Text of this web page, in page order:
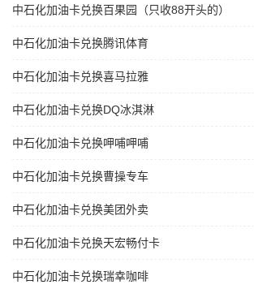
中石化加油卡兑换百果园（只收88开头的）
中石化加油卡兑换腾讯体育
中石化加油卡兑换喜马拉雅
中石化加油卡兑换DQ冰淇淋
中石化加油卡兑换呷哺呷哺
中石化加油卡兑换曹操专车
中石化加油卡兑换美团外卖
中石化加油卡兑换天宏畅付卡
中石化加油卡兑换瑞幸咖啡